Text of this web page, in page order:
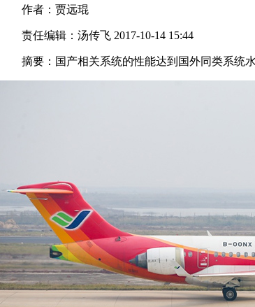
作者：贾远琨
责任编辑：汤传飞 2017-10-14 15:44
摘要：国产相关系统的性能达到国外同类系统